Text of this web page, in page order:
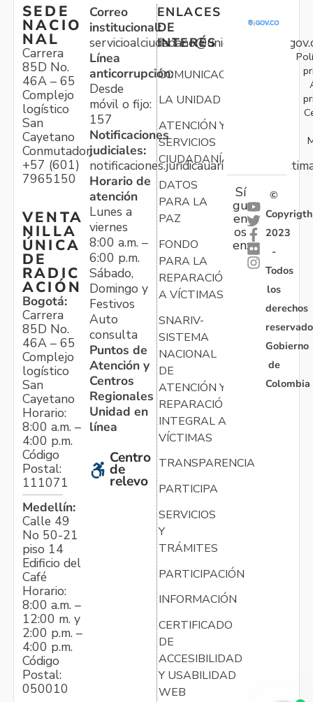
SEDE
NACIO
NAL
Carrera
85D No.
46A – 65
Complejo
logístico
San
Cayetano
Conmutador:
+57 (601)
7965150
VENTA
NILLA
ÚNICA
DE
RADIC
ACIÓN
Bogotá:
Carrera
85D No.
46A – 65
Complejo
logístico
San
Cayetano
Horario:
8:00 a.m. –
4:00 p.m.
Código
Postal:
111071
Medellín:
Calle 49
No 50-21
piso 14
Edificio del
Café
Horario:
8:00 a.m. –
12:00 m. y
2:00 p.m. –
4:00 p.m.
Código
Postal:
050010
Correo
institucional:
Línea
anticorrupción:
Desde
móvil o fijo:
157
Notificaciones
judiciales:
Horario de
atención
Lunes a
viernes
8:00 a.m. –
6:00 p.m.
Sábado,
Domingo y
Festivos
Auto
consulta
Puntos de
Atención y
Centros
Regionales
Unidad en
línea
Centro
de
relevo
ENLACES
DE
INTERÉS
COMUNICACIONES
LA UNIDAD
ATENCIÓN Y
SERVICIOS
CIUDADANÍA
DATOS
PARA LA
PAZ
FONDO
PARA LA
REPARACIÓN
A VÍCTIMAS
SNARIV-
SISTEMA
NACIONAL
DE
ATENCIÓN Y
REPARACIÓN
INTEGRAL A
VÍCTIMAS
TRANSPARENCIA
PARTICIPA
SERVICIOS
Y
TRÁMITES
PARTICIPACIÓN
INFORMACIÓN
CERTIFICADO
DE
ACCESIBILIDAD
Y USABILIDAD
WEB
Sí
gu
en
os
en:
©
Copyrigth
2023
-
Todos
los
derechos
Gobierno
de
Colombia